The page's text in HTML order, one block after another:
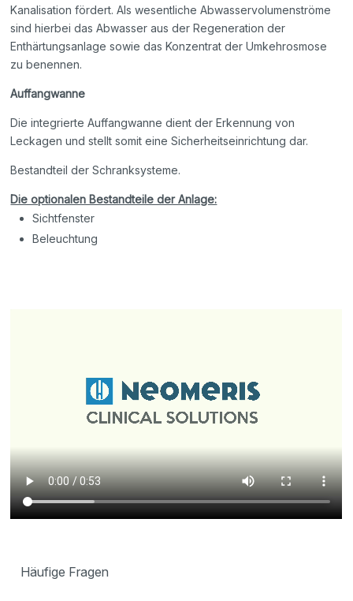
Kanalisation fördert. Als wesentliche Abwasservolumenströme
sind hierbei das Abwasser aus der Regeneration der
Enthärtungsanlage sowie das Konzentrat der Umkehrosmose
zu benennen.
Auffangwanne
Die integrierte Auffangwanne dient der Erkennung von
Leckagen und stellt somit eine Sicherheitseinrichtung dar.
Bestandteil der Schranksysteme.
Die optionalen Bestandteile der Anlage:
Sichtfenster
Beleuchtung
Häufige Fragen